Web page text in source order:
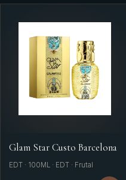
Glam Star Custo Barcelona
EDT · 100ML · EDT · Frutal